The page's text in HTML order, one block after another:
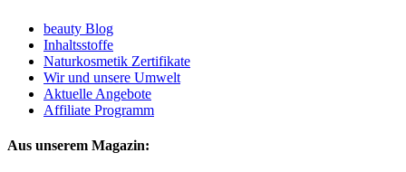
beauty Blog
Inhaltsstoffe
Naturkosmetik Zertifikate
Wir und unsere Umwelt
Aktuelle Angebote
Affiliate Programm
Aus unserem Magazin: